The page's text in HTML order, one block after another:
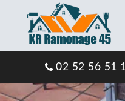
02 52 56 51